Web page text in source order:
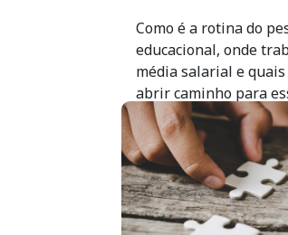
Como é a rotina do
educacional, onde
média salarial e
abrir caminho para